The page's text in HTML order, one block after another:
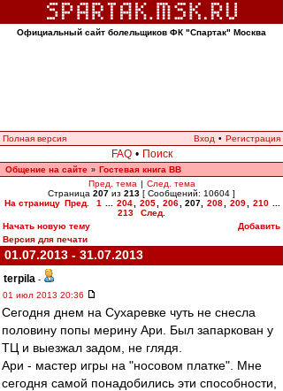
Официальный сайт болельщиков ФК "Спартак" Москва
Полная версия Вход • Регистрация
FAQ • Поиск
Общение на сайте » Гостевая книга ВВ
Пред. тема | След. тема
Страница 207 из 213 [ Сообщений: 10604 ]
На страницу Пред. 1 204 205 206 207, 208 209 210
213
След.
Начать новую тему
Добавить
Версия для печати
01.07.2013 - 31.07.2013
terpila -
01 июл 2013 20:36
Сегодня днем на Сухаревке чуть не снесла
половину попы мерину Ари. Был запаркован у
ТЦ и выезжал задом, не глядя.
Ари - мастер игры на "носовом платке". Мне
сегодня самой понадобились эти способности,